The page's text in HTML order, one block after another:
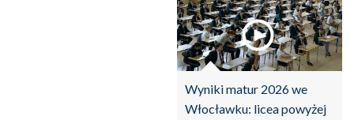
Wyniki matur 2026 we
Włocławku: licea powyżej